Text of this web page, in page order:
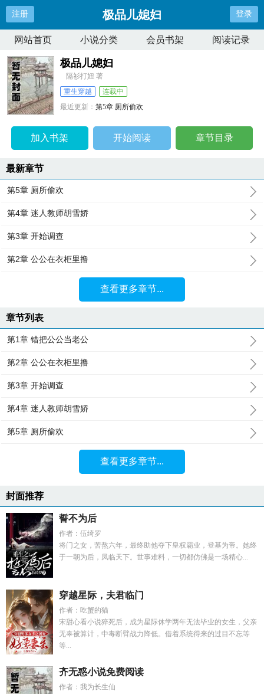
注册 极品儿媳妇 登录
网站首页 小说分类 会员书架 阅读记录
极品儿媳妇
隔衫打妞 著
重生穿越
连载中
最近更新：第5章 厕所偷欢
加入书架 开始阅读 章节目录
最新章节
第5章 厕所偷欢
第4章 迷人教师胡雪娇
第3章 开始调查
第2章 公公在衣柜里撸
查看更多章节...
章节列表
第1章 错把公公当老公
第2章 公公在衣柜里撸
第3章 开始调查
第4章 迷人教师胡雪娇
第5章 厕所偷欢
查看更多章节...
封面推荐
誓不为后
作者：伍绮罗
将门之女，苦熬六年，最终助他夺下皇权霸业，登基为帝。她终
于一朝为后，凤临天下。世事难料，一切都仿佛是一场精心...
穿越星际，夫君临门
作者：吃蟹的猫
宋甜心看小说猝死后，成为星际休学两年无法毕业的女生，父亲
无辜被算计，中毒断臂战力降低。借着系统得来的过目不忘等
等...
齐无惑小说免费阅读
作者：我为长生仙